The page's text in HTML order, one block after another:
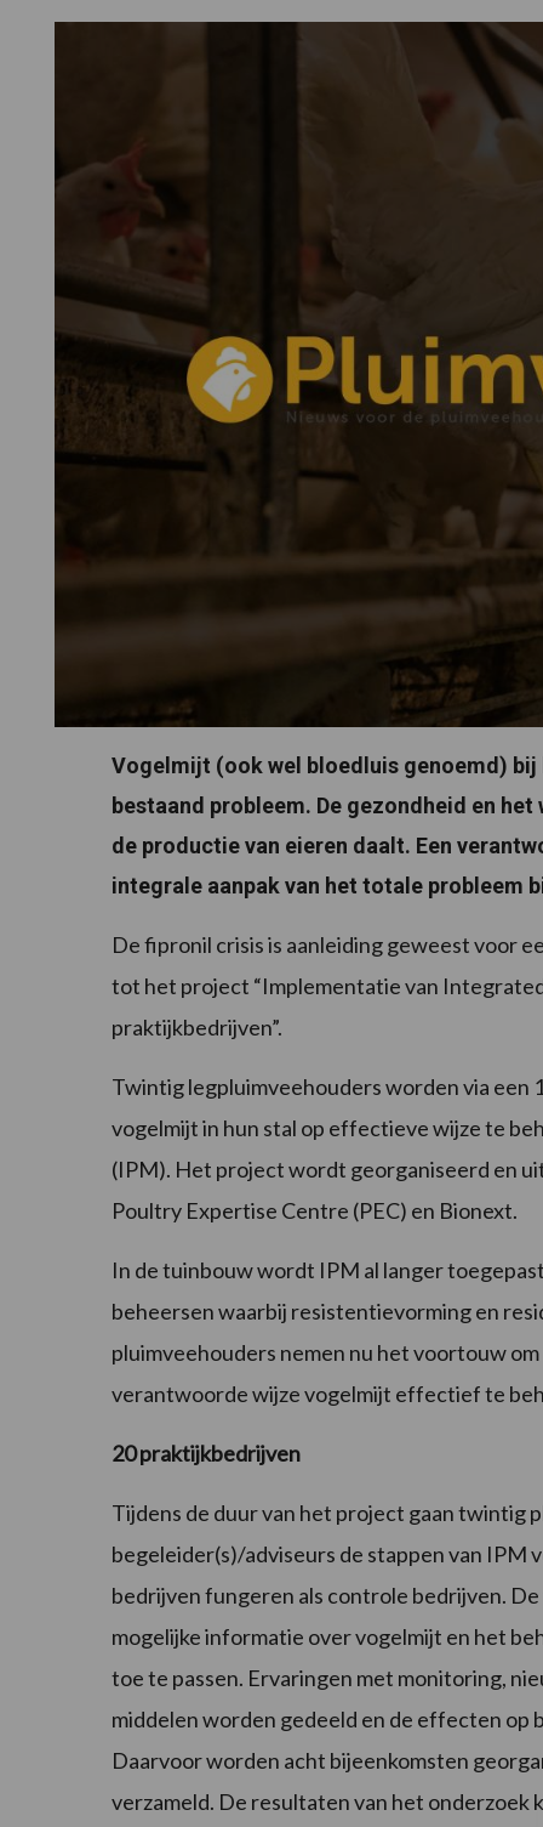
Vogelmijt (ook wel bloedluis genoemd)
bestaand probleem. De gezondheid en
de productie van eieren daalt. Een
integrale aanpak van het totale probleem
De fipronil crisis is aanleiding geweest voor
tot het project “Implementatie van
praktijkbedrijven”.
Twintig legpluimveehouders worden via een
vogelmijt in hun stal op effectieve wijze te
(IPM). Het project wordt georganiseerd en
Poultry Expertise Centre (PEC) en Bionext.
In de tuinbouw wordt IPM al langer
beheersen waarbij resistentievorming en
pluimveehouders nemen nu het voortouw
verantwoorde wijze vogelmijt effectief te
20 praktijkbedrijven
Tijdens de duur van het project gaan twintig
begeleider(s)/adviseurs de stappen van
bedrijven fungeren als controle bedrijven.
mogelijke informatie over vogelmijt en het
toe te passen. Ervaringen met monitoring,
middelen worden gedeeld en de effecten op
Daarvoor worden acht bijeenkomsten
verzameld. De resultaten van het onderzoek